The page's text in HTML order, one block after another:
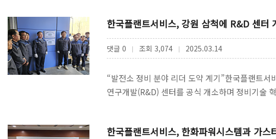
한국플랜트서비스, 강원 삼척에 R&D 센터
댓글 0 | 조회 3,074 | 2025.03.14
“발전소 정비 분야 리더 도약 계기”한국플랜트
연구개발(R&D) 센터를 공식 개소하며 정비기술
한국플랜트서비스, 한화파워시스템과 가